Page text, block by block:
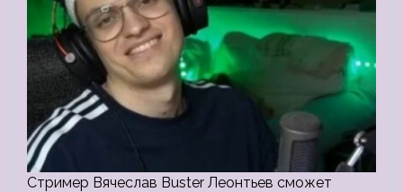
Стример Вячеслав Buster Леонтьев сможет